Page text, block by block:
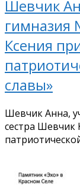
Шевчик
гимназия
Ксения
славы»
Шевчик Анна,
сестра Шевчик